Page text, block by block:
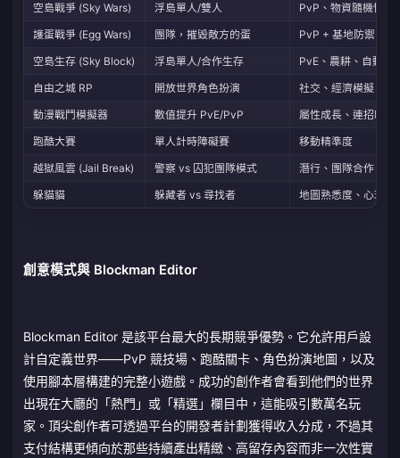
空島戰爭 (Sky Wars)
浮島單人/雙人
PvP、物資隨機性、
護蛋戰爭 (Egg Wars)
團隊，摧毀敵方的蛋
PvP + 基地防禦 +
空島生存 (Sky Block)
浮島單人/合作生存
PvE、農耕、自動化
自由之城 RP
開放世界角色扮演
社交、經濟模擬
動漫戰鬥模擬器
數值提升 PvE/PvP
屬性成長、連招時機
跑酷大賽
單人計時障礙賽
移動精準度
越獄風雲 (Jail Break)
警察 vs 囚犯團隊模式
潛行、團隊合作
躲貓貓
躲藏者 vs 尋找者 地圖熟悉度、心理戰
創意模式與 Blockman Editor
Blockman Editor 是該平台最大的長期競爭優勢。它允許用戶設
計自定義世界——PvP 競技場、跑酷關卡、角色扮演地圖，以及
使用腳本層構建的完整小遊戲。成功的創作者會看到他們的世界
出現在大廳的「熱門」或「精選」欄目中，這能吸引數萬名玩
家。頂尖創作者可透過平台的開發者計劃獲得收入分成，不過其
支付結構更傾向於那些持續產出精緻、高留存內容而非一次性實